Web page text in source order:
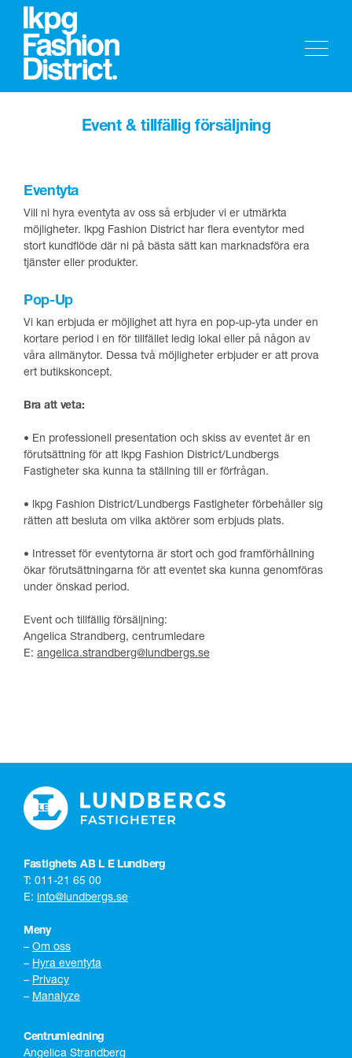
Event & tillfällig försäljning
Eventyta
Vill ni hyra eventyta av oss så erbjuder vi er utmärkta
möjligheter. lkpg Fashion District har flera eventytor med
stort kundflöde där ni på bästa sätt kan marknadsföra era
tjänster eller produkter.
Pop-Up
Vi kan erbjuda er möjlighet att hyra en pop-up-yta under en
kortare period i en för tillfället ledig lokal eller på någon av
våra allmänytor. Dessa två möjligheter erbjuder er att prova
ert butikskoncept.
Bra att veta:
• En professionell presentation och skiss av eventet är en
förutsättning för att lkpg Fashion District/Lundbergs
Fastigheter ska kunna ta ställning till er förfrågan.
• lkpg Fashion District/Lundbergs Fastigheter förbehåller sig
rätten att besluta om vilka aktörer som erbjuds plats.
• Intresset för eventytorna är stort och god framförhållning
ökar förutsättningarna för att eventet ska kunna genomföras
under önskad period.
Event och tillfällig försäljning:
Angelica Strandberg, centrumledare
E: angelica.strandberg@lundbergs.se
Fastighets AB L E Lundberg
T: 011-21 65 00
E: info@lundbergs.se
Meny
– Om oss
– Hyra eventyta
– Privacy
– Manalyze
Centrumledning
Angelica Strandberg